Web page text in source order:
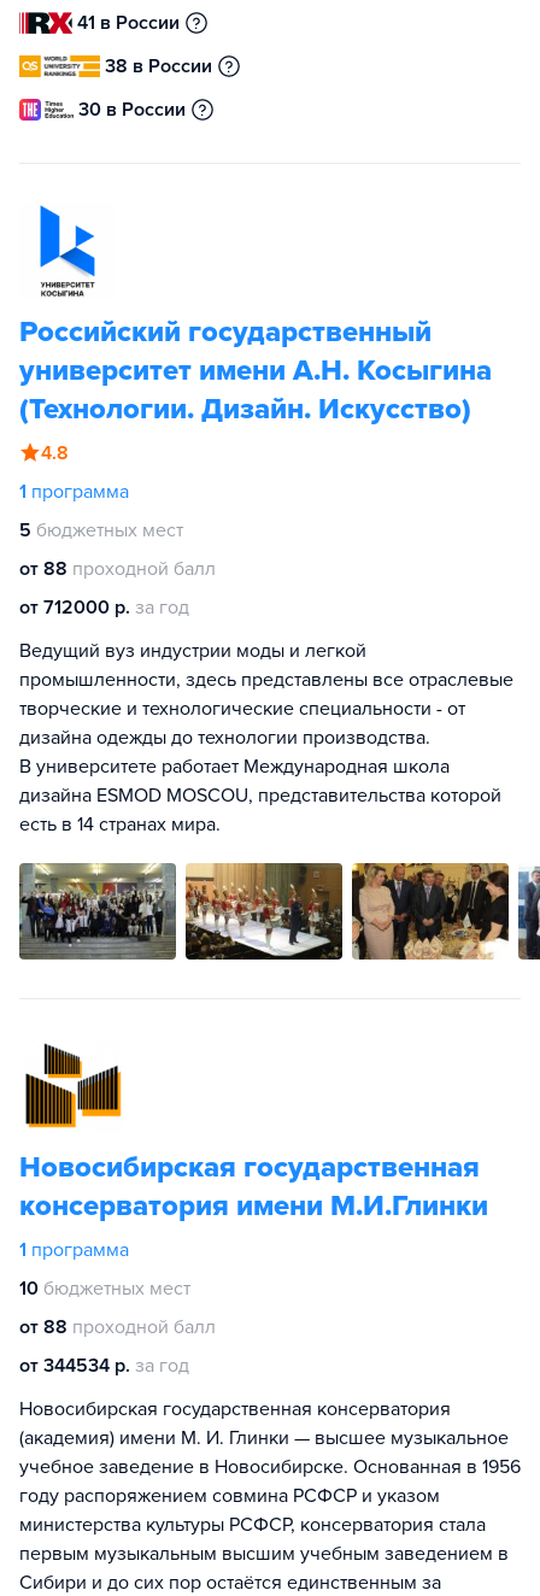
41 в России
38 в России
30 в России
Российский государственный
университет имени А.Н. Косыгина
(Технологии. Дизайн. Искусство)
4.8
1 программа
5 бюджетных мест
от 88 проходной балл
от 712000 р. за год
Ведущий вуз индустрии моды и легкой
промышленности, здесь представлены все отраслевые
творческие и технологические специальности - от
дизайна одежды до технологии производства.
В университете работает Международная школа
дизайна ESMOD MOSCOU, представительства которой
есть в 14 странах мира.
Новосибирская государственная
консерватория имени М.И.Глинки
1 программа
10 бюджетных мест
от 88 проходной балл
от 344534 р. за год
Новосибирская государственная консерватория
(академия) имени М. И. Глинки — высшее музыкальное
учебное заведение в Новосибирске. Основанная в 1956
году распоряжением совмина РСФСР и указом
министерства культуры РСФСР, консерватория стала
первым музыкальным высшим учебным заведением в
Сибири и до сих пор остаётся единственным за